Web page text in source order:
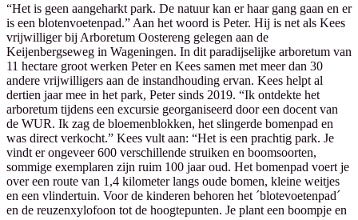
“Het is geen aangeharkt park. De natuur kan er haar gang gaan en er
is een blotenvoetenpad.” Aan het woord is Peter. Hij is net als Kees
vrijwilliger bij Arboretum Oostereng gelegen aan de
Keijenbergseweg in Wageningen. In dit paradijselijke arboretum van
11 hectare groot werken Peter en Kees samen met meer dan 30
andere vrijwilligers aan de instandhouding ervan. Kees helpt al
dertien jaar mee in het park, Peter sinds 2019. “Ik ontdekte het
arboretum tijdens een excursie georganiseerd door een docent van
de WUR. Ik zag de bloemenblokken, het slingerde bomenpad en
was direct verkocht.” Kees vult aan: “Het is een prachtig park. Je
vindt er ongeveer 600 verschillende struiken en boomsoorten,
sommige exemplaren zijn ruim 100 jaar oud. Het bomenpad voert je
over een route van 1,4 kilometer langs oude bomen, kleine weitjes
en een vlindertuin. Voor de kinderen behoren het ´blotevoetenpad´
en de reuzenxylofoon tot de hoogtepunten. Je plant een boompje en